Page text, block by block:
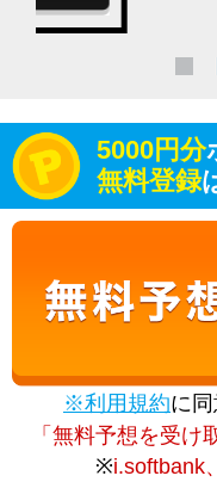
5000円分
無料登録
※利用規約に
「無料予想を受け
※i.softbank